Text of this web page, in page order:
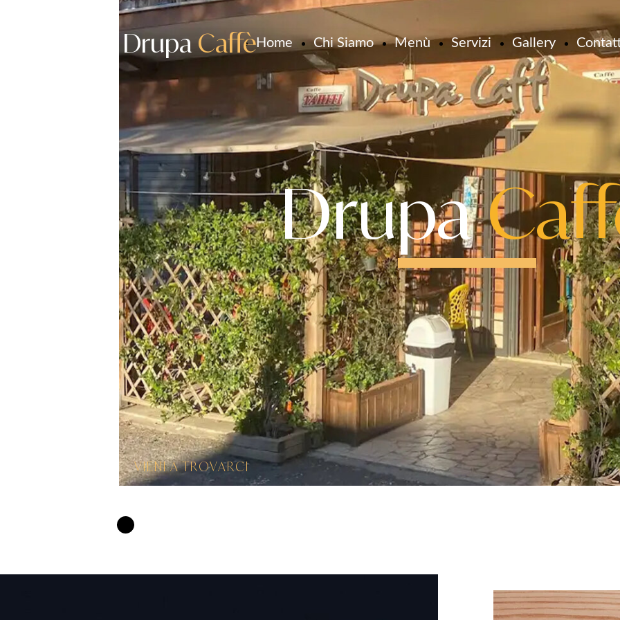
Home Chi Siamo Menù Servizi Gallery
DrupaCaffè
Drupa
VIENI A TROVARCI